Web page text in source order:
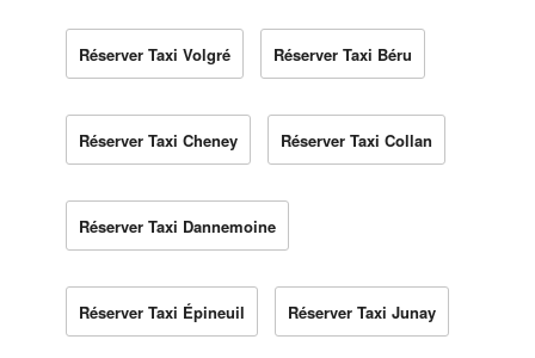
Réserver Taxi Volgré Réserver Taxi Béru
Réserver Taxi Cheney Réserver Taxi Collan
Réserver Taxi Dannemoine
Réserver Taxi Épineuil Réserver Taxi Junay